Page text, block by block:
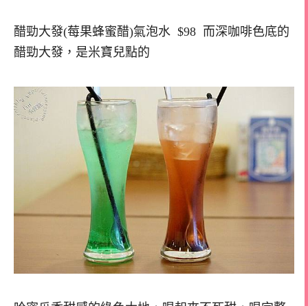
醋勁大發(莓果蜂蜜醋)氣泡水 $98 而深咖啡色底的
醋勁大發，是米寶兒點的